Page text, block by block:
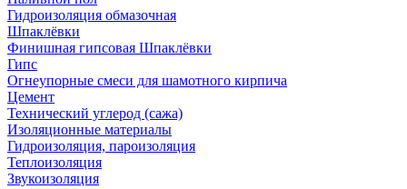
Гидроизоляция обмазочная
Шпаклёвки
Финишная гипсовая Шпаклёвки
Гипс
Огнеупорные смеси для шамотного кирпича
Цемент
Технический углерод (сажа)
Изоляционные материалы
Гидроизоляция, пароизоляция
Теплоизоляция
Звукоизоляция